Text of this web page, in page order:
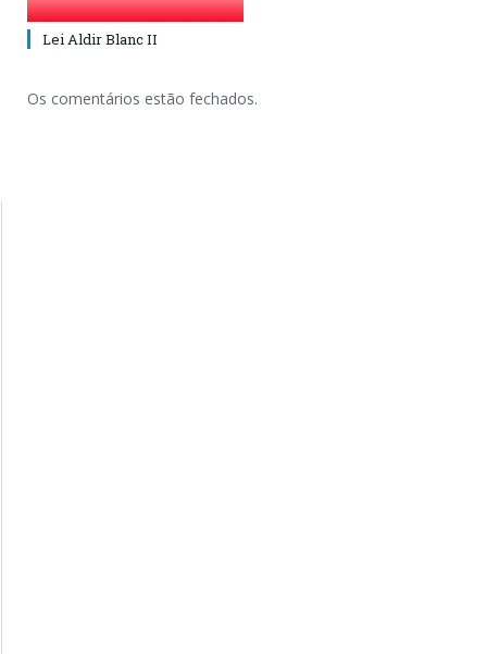
Lei Aldir Blanc II
Os comentários estão fechados.